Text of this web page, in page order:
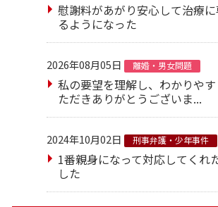
慰謝料があがり安心して治療
るようになった
2026年08月05日 離婚・男女問題
私の要望を理解し、わかりや
ただきありがとうございま...
2024年10月02日 刑事弁護・少年事件
1番親身になって対応してくれ
した